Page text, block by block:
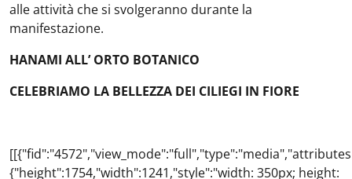
alle attività che si svolgeranno durante la
manifestazione.
HANAMI ALL’ ORTO BOTANICO
CELEBRIAMO LA BELLEZZA DEI CILIEGI IN FIORE
{"height":1754,"width":1241,"style":"width: 350px; height: